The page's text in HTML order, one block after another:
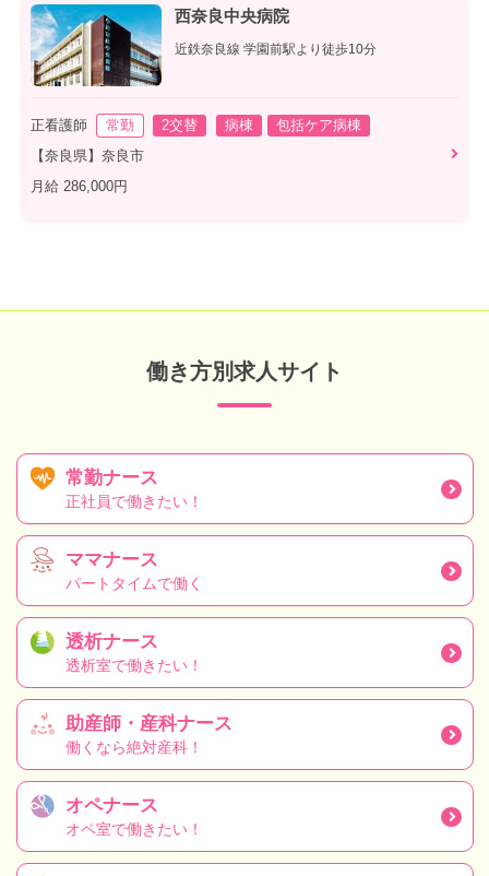
西奈良中央病院
近鉄奈良線 学園前駅より徒歩10分
正看護師 常勤 2交替 病棟
包括ケア病棟
【奈良県】奈良市
月給 286,000円
働き方別求人サイト
常勤ナース
正社員で働きたい！
ママナース
パートタイムで働く
透析ナース
透析室で働きたい！
助産師・産科ナース
働くなら絶対産科！
オペナース
オペ室で働きたい！